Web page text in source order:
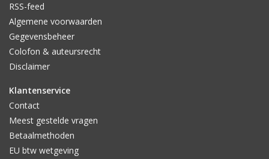
RSS-feed
Algemene voorwaarden
Gegevensbeheer
Colofon & auteursrecht
Disclaimer
Klantenservice
Contact
Meest gestelde vragen
Betaalmethoden
EU btw wetgeving